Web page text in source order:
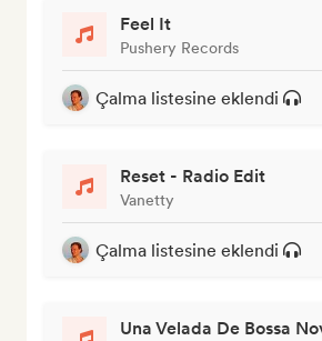
Feel It
Pushery Records
Çalma listesine eklendi
Reset - Radio Edit
Vanetty
Çalma listesine eklendi
Una Velada De Bossa